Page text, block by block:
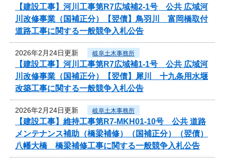
【建設工事】河川工事第R7広域補2-1号 公共 広域河
川改修事業（国補正分）【翌債】鳥羽川 富岡橋取付
道路工事に関する一般競争入札公告
2026年2月24日更新 岐阜土木事務所
【建設工事】河川工事第R7広域補1-1号 公共 広域河
川改修事業（国補正分）【翌債】犀川 十九条用水堰
改築工事に関する一般競争入札公告
2026年2月24日更新 岐阜土木事務所
【建設工事】維持工事第R7-MKH01-10号 公共 道路
メンテナンス補助（橋梁補修）（国補正分）（翌債）
八幡大橋 橋梁補修工事に関する一般競争入札公告